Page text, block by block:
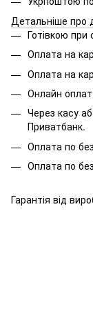
Детальніше про
Готівкою при
Оплата на
Оплата на
Онлайн
Через касу
Приватбанк.
Оплата по
Оплата по
Гарантія від